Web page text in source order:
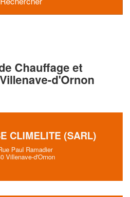
Chauffage et
d'Ornon
CLIMELITE (SARL)
Paul Ramadier
Villenave-d'Ornon